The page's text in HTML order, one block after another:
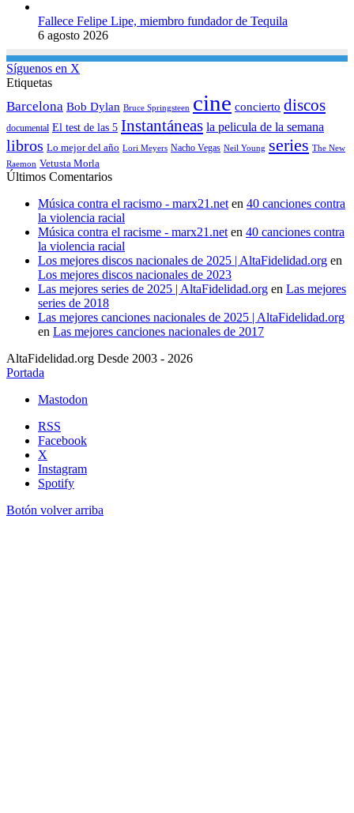
Fallece Felipe Lipe, miembro fundador de Tequila
6 agosto 2026
Síguenos en X
Etiquetas
Barcelona Bob Dylan Bruce Springsteen cine concierto discos
documental El test de las 5 Instantáneas la pelicula de la semana
libros Lo mejor del año Lori Meyers Nacho Vegas Neil Young series The New
Raemon Vetusta Morla
Últimos Comentarios
Música contra el racismo - marx21.neten 40 canciones contra
la violencia racial
Música contra el racisme - marx21.neten 40 canciones contra
la violencia racial
Los mejores discos nacionales de 2025 | AltaFidelidad.org en
Los mejores discos nacionales de 2023
Las mejores series de 2025 | AltaFidelidad.org en Las mejores
series de 2018
Las mejores canciones nacionales de 2025 | AltaFidelidad.org
en Las mejores canciones nacionales de 2017
AltaFidelidad.org Desde 2003 - 2026
Portada
Mastodon
RSS
Facebook
X
Instagram
Spotify
Botón volver arriba